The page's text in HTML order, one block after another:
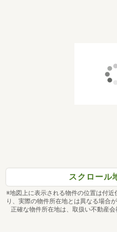
スクロール
※地図上に表示される物件の位置は付
り、実際の物件所在地とは異なる場合が
正確な物件所在地は、取扱い不動産会